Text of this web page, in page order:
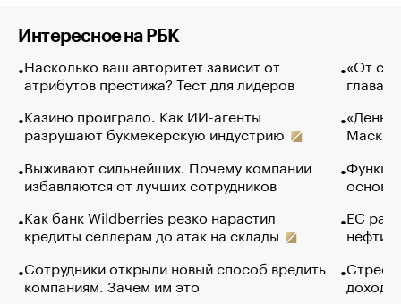
Интересное на РБК
Насколько ваш авторитет зависит от
атрибутов престижа? Тест для лидеров
Казино проиграло. Как ИИ-агенты
разрушают букмекерскую индустрию
Выживают сильнейших. Почему компании
избавляются от лучших сотрудников
Как банк Wildberries резко нарастил
кредиты селлерам до атак на склады
Сотрудники открыли новый способ вредить
компаниям. Зачем им это
«От
глава
Маск в
основ
ЕС
нефти